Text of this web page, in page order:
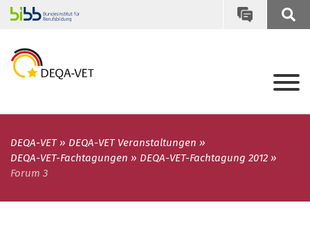
DEQA-VET
DEQA-VET Veranstaltungen
DEQA-VET-Fachtagungen
DEQA-VET-Fachtagung 2012
Forum 3